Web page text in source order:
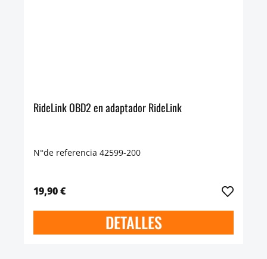
RideLink OBD2 en adaptador RideLink
N°de referencia 42599-200
19,90 €
DETALLES